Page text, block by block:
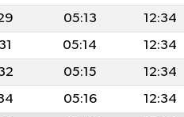
05:13 12:34
05:14 12:34
05:15 12:34
05:16 12:34